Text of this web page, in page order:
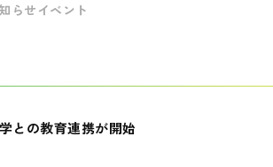
らせ イベント
との教育連携が開始